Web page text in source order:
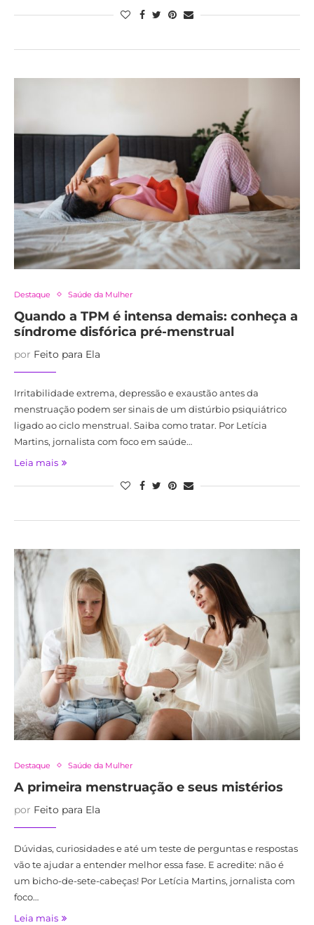
Destaque Saúde da Mulher
Quando a TPM é intensa demais: conheça a
síndrome disfórica pré-menstrual
por Feito para Ela
Irritabilidade extrema, depressão e exaustão antes da
menstruação podem ser sinais de um distúrbio psiquiátrico
ligado ao ciclo menstrual. Saiba como tratar. Por Letícia
Martins, jornalista com foco em saúde…
Leia mais
Destaque Saúde da Mulher
A primeira menstruação e seus mistérios
por Feito para Ela
Dúvidas, curiosidades e até um teste de perguntas e respostas
vão te ajudar a entender melhor essa fase. E acredite: não é
um bicho-de-sete-cabeças! Por Letícia Martins, jornalista com
foco…
Leia mais